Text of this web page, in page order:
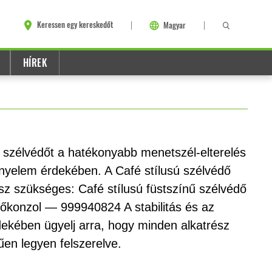
Keressen egy kereskedőt Magyar
HÍREK
a hatékonyabb menetszél-elterelés
érdekében. A Café stílusú szélvédő
szükséges: Café stílusú füstszínű szélvédő
— 999940824 A stabilitás és az
ügyelj arra, hogy minden alkatrész
legyen felszerelve.